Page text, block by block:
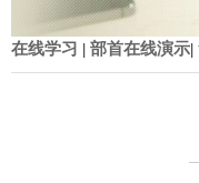
在线学习 | 部首在线演示|